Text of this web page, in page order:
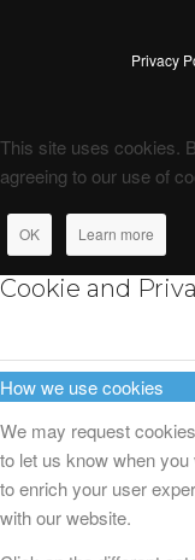
Privacy
This site uses cookies.
agreeing to our use of
OK Learn more
Cookie and
How we use cookies
We may request
to let us know when
to enrich your user
with our website.